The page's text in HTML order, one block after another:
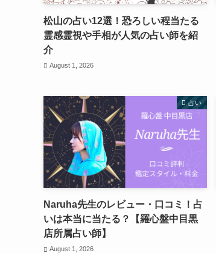
松山の占い12選！恐ろしい程当たる
霊感霊視や手相が人気の占い師を紹
介
August 1, 2026
占い
Naruha先生のレビュー・口コミ！占
いは本当に当たる？【羅心盤中目黒
店所属占い師】
August 1, 2026